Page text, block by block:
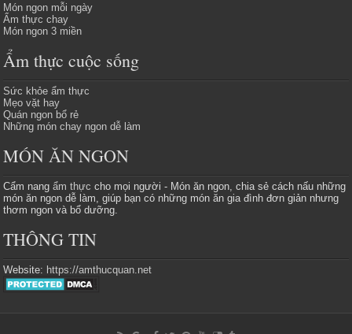
Món ngon mỗi ngày
Ẩm thực chay
Món ngon 3 miền
Ẩm thực cuộc sống
Sức khỏe ẩm thực
Mẹo vặt hay
Quán ngon bổ rẻ
Những món chay ngon dễ làm
MÓN ĂN NGON
Cẩm nangẩm thực cho mọi người - Món ăn ngon, chia sẻ cách nấu những
món ăn ngon dễ làm, giúp bạn có những món ăn gia đình đơn giản nhưng
thơm ngon và bổ dưỡng.
THÔNG TIN
Website: https://amthucquan.net